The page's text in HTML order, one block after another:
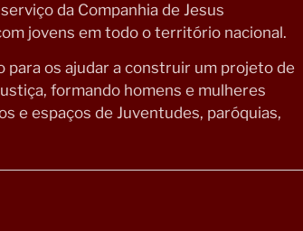
da Companhia de Jesus
jovens em todo o território nacional.
os ajudar a construir um projeto de
formando homens e mulheres
e espaços de Juventudes, paróquias,